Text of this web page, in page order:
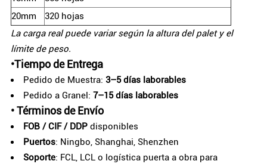
20mm
320 hojas
La carga real puede variar según la altura del palet y el
límite de peso.
•Tiempo de Entrega
Pedido de Muestra: 3–5 días laborables
Pedido a Granel:7–15 días laborables
•Términos de Envío
FOB / CIF / DDP disponibles
Puertos: Ningbo, Shanghai, Shenzhen
Soporte: FCL, LCL o logística puerta a obra para